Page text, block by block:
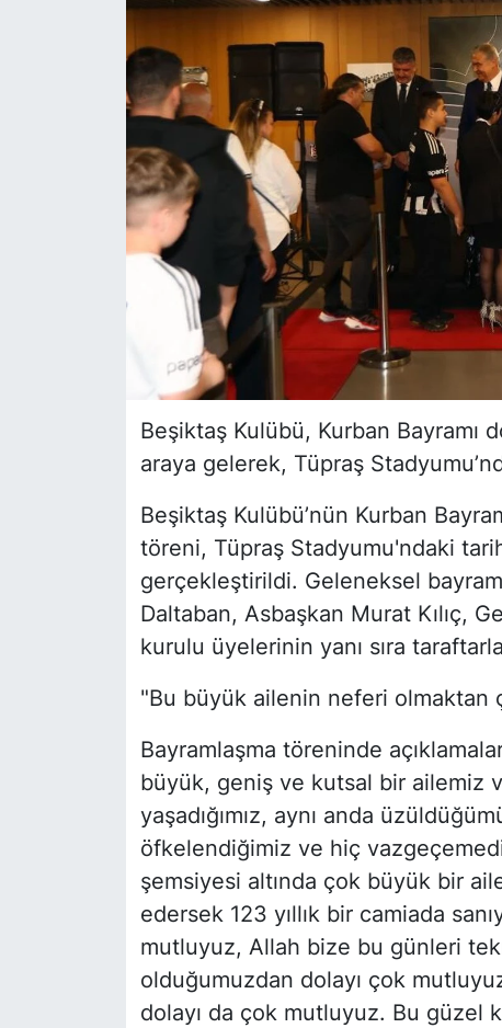
Beşiktaş Kulübü, Kurban Bayramı
araya gelerek, Tüpraş
Beşiktaş Kulübü’nün Kurban
töreni, Tüpraş Stadyumu'ndaki
gerçekleştirildi. Geleneksel
Daltaban, Asbaşkan Murat Kılıç,
kurulu üyelerinin yanı sıra
"Bu büyük ailenin neferi olmaktan
Bayramlaşma töreninde
büyük, geniş ve kutsal bir ailemiz
yaşadığımız, aynı anda
öfkelendiğimiz ve hiç
şemsiyesi altında çok büyük bir
edersek 123 yıllık bir camiada
mutluyuz, Allah bize bu günleri
olduğumuzdan dolayı çok
dolayı da çok mutluyuz. Bu güzel
YEREL HABER
Haberde insan
Tanıtım